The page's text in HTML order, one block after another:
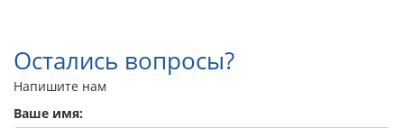
Остались вопросы?
Напишите нам
Ваше имя: